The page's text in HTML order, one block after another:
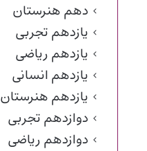
دهم هنرستان
یازدهم تجربی
یازدهم ریاضی
یازدهم انسانی
یازدهم هنرستان
دوازدهم تجربی
دوازدهم ریاضی